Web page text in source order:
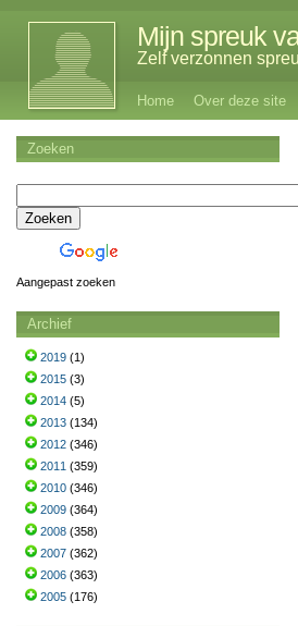
Mijn spreuk
Zelf verzonnen
Home Over deze site
Zoeken
Aangepast zoeken
Archief
2019 (1)
2015 (3)
2014 (5)
2013 (134)
2012 (346)
2011 (359)
2010 (346)
2009 (364)
2008 (358)
2007 (362)
2006 (363)
2005 (176)